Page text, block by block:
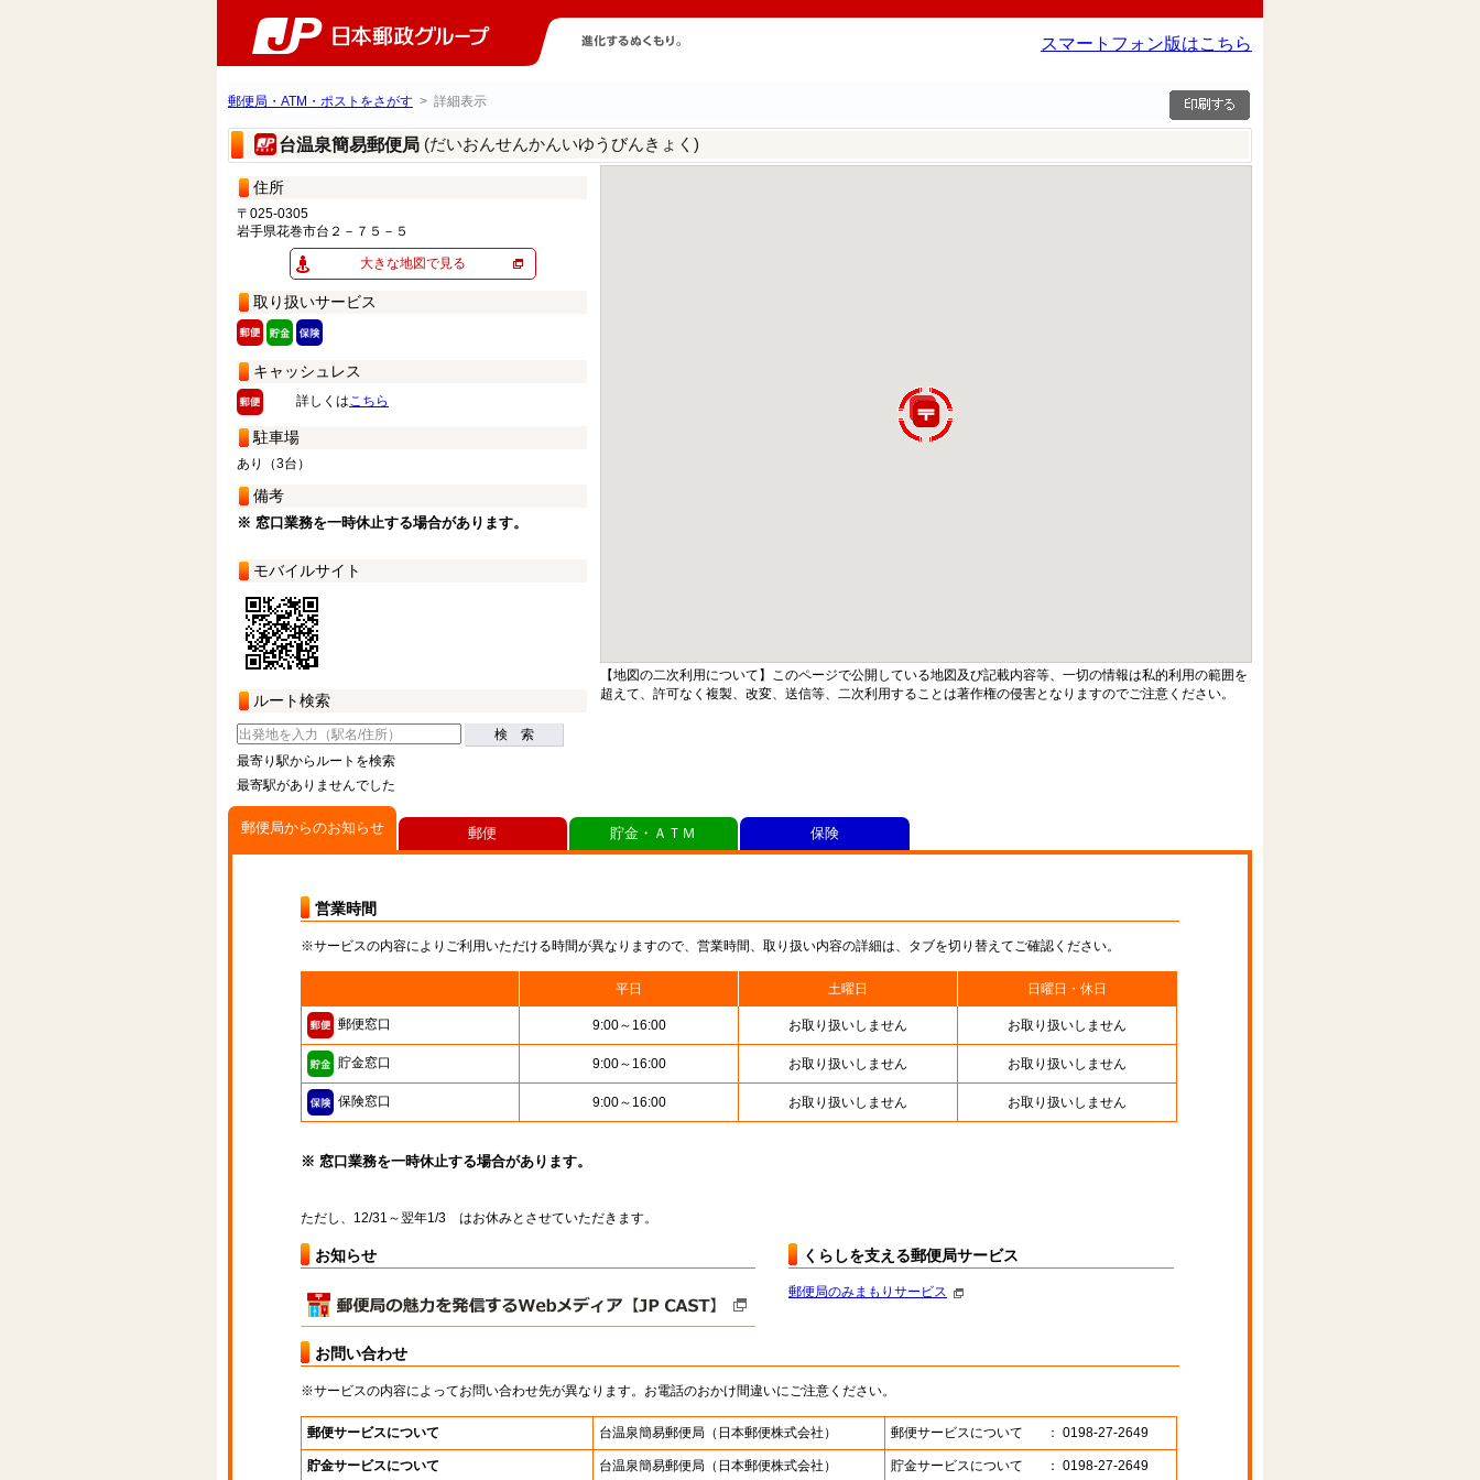
スマートフォン版はこちら
郵便局・ATM・ポストをさがす > 詳細表示
台温泉簡易郵便局 (だいおんせんかんいゆうびんきょく)
住所
〒025-0305
岩手県花巻市台２－７５－５
大きな地図で見る
取り扱いサービス
キャッシュレス
詳しくはこちら
駐車場
あり（3台）
備考
※ 窓口業務を一時休止する場合があります。
モバイルサイト
ルート検索
検 索
最寄り駅からルートを検索
最寄駅がありませんでした
【地図の二次利用について】このページで公開している地図及び記載内容等、一切の情報は私的利用の範囲を
超えて、許可なく複製、改変、送信等、二次利用することは著作権の侵害となりますのでご注意ください。
郵便局からのお知らせ
営業時間
※サービスの内容によりご利用いただける時間が異なりますので、営業時間、取り扱い内容の詳細は、タブを切り替えてご確認ください。
平日 土曜日 日曜日・休日
郵便窓口 9:00～16:00 お取り扱いしません お取り扱いしません
貯金窓口 9:00～16:00 お取り扱いしません お取り扱いしません
保険窓口 9:00～16:00 お取り扱いしません お取り扱いしません
※ 窓口業務を一時休止する場合があります。
ただし、12/31～翌年1/3 はお休みとさせていただきます。
お知らせ くらしを支える郵便局サービス
郵便局のみまもりサービス
お問い合わせ
※サービスの内容によってお問い合わせ先が異なります。お電話のおかけ間違いにご注意ください。
郵便サービスについて 台温泉簡易郵便局 （日本郵便株式会社） 郵便サービスについて ： 0198-27-2649
貯金サービスについて 台温泉簡易郵便局 （日本郵便株式会社） 貯金サービスについて ： 0198-27-2649
郵便 貯金・ＡＴＭ 保険